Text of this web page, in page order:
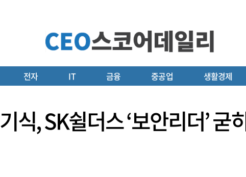
전자 IT 금융 중공업 생활경제
식, SK쉴더스 ‘보안리더’